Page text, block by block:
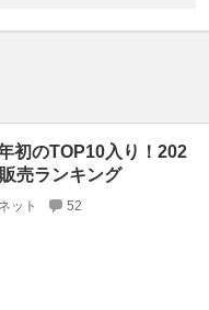
初のTOP10入り！202
売ランキング
ット 52